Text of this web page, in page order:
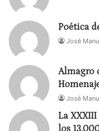
Estado para la
Landscape
, que
compañías más
especialidad.
El martes 17
centro «técnica»
en centro
miércoles 18 de
Poética
José
Almagro
José
La
los